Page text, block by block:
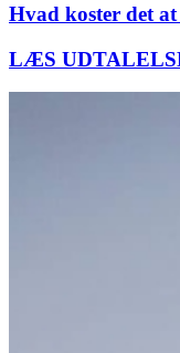
Hvad koster det
LÆS